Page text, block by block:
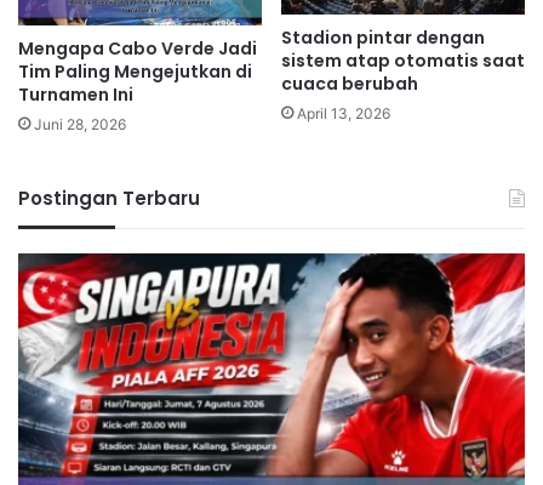
Mengapa Cabo Verde Jadi
Tim Paling Mengejutkan di
Turnamen Ini
Juni 28, 2026
Stadion pintar dengan
sistem atap otomatis saat
cuaca berubah
April 13, 2026
Postingan Terbaru